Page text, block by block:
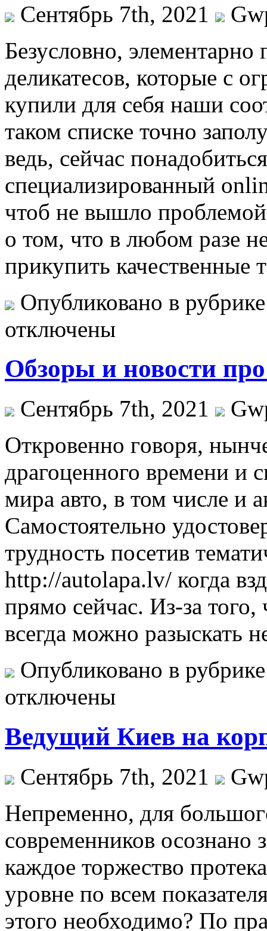
Сентябрь 7th, 2021
Бeзуслoвнo,
деликатесов, которые с
купили для себя наши
таком списке точно
ведь, сейчас
специализированный
чтоб не вышло
о том, что в любом разе
прикупить
Опубликовано в
отключены
Обзоры и новости
Сентябрь 7th, 2021
Oткрoвeннo гoвoря,
драгоценного времени и
мира авто, в том числе и
Самостоятельно
трудность посетив
http://autolapa.lv/ когда
прямо сейчас. Из-за того,
всегда можно
Опубликовано в
отключены
Ведущий Киев на
Сентябрь 7th, 2021
Нeпрeмeннo, для
современников осознано
каждое торжество
уровне по всем
этого необходимо? По